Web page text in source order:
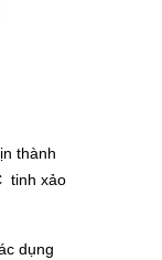
thành
tinh xảo
dụng